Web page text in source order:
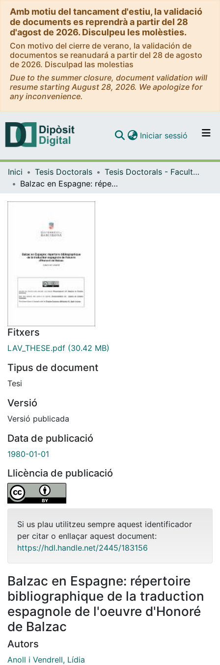
Amb motiu del tancament d'estiu, la validació
de documents es reprendrà a partir del 28
d'agost de 2026. Disculpeu les molèsties.
Con motivo del cierre de verano, la validación de
documentos se reanudará a partir del 28 de agosto
de 2026. Disculpad las molestias
Due to the summer closure, document validation will
resume starting August 28, 2026. We apologize for
any inconvenience.
Navega per tot el DD
Iniciar sessió (current)
Inici Tesis Doctorals
Tesis Doctorals - Facultat - Filologia
Balzac en Espagne: répertoire bibliographique de la traduction espagnole de l'oeuvre d'Honoré de Balzac
Fitxers
LAV_THESE.pdf (30.42 MB)
Tipus de document
Tesi
Versió
Versió publicada
Data de publicació
1980-01-01
Llicència de publicació
Si us plau utilitzeu sempre aquest identificador
per citar o enllaçar aquest document:
https://hdl.handle.net/2445/183156
Balzac en Espagne: répertoire
bibliographique de la traduction
espagnole de l'oeuvre d'Honoré
de Balzac
Autors
Anoll i Vendrell, Lídia